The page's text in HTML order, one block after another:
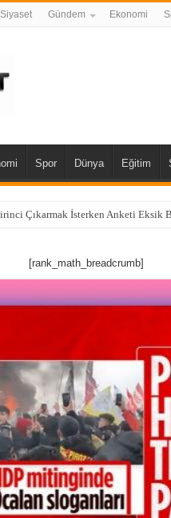
Siyaset Gündem Ekonomi
Spor Dünya Eğitim
Çıkarmak İsterken Anketi Eksik
[rank_math_breadcrumb]